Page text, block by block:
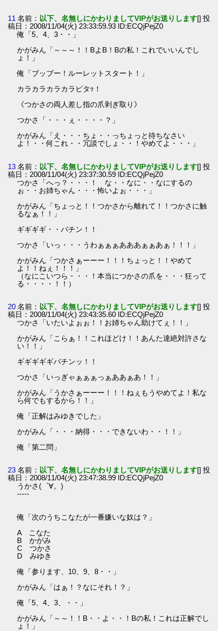
11 名前： 以下、名無しにかわりましてVIPがお送りします[] 投
稿日：2008/11/04(火) 23:33:59.93 ID:ECQjPejZ0
俺「5、4、3・・」
かがみん「～～～！！BよB！Bの私！これでいいんでし
ょ！」
俺「ブッブー！ルーレットスタート！」
カラカラカラカラピタｯ！
《つかさの両人差し指の爪剥ぎ取り》
つかさ「・・・ぇ・・・・？」
かがみん「え・・・ちょ・・っちょっと待ちなさい
よ！・・何これ・・冗談でしょ・・！やめてよ・・・」
13 名前： 以下、名無しにかわりましてVIPがお送りします[] 投
稿日：2008/11/04(火) 23:37:30.59 ID:ECQjPejZ0
つかさ「へっ？・・・！ な・・なに・・なにするの
ぉ・・お姉ちゃん・・・怖いよぉ・・・」
かがみん「ちょっと！！つかさから離れて！！つかさに触
るなぁ！！」
ギギギギ・・バチン！！
つかさ「いっ・・・うわぁぁぁあああぁぁあぁ！！！」
かがみん「つかさぁーーー！！！ちょっと！！やめて
よ！！ねぇ！！！」
（なにこいつら・・・！本当につかさの爪を・・・狂って
る・・・・！！）
20 名前： 以下、名無しにかわりましてVIPがお送りします[] 投
稿日：2008/11/04(火) 23:43:35.60 ID:ECQjPejZ0
つかさ「いたいよぉぉ！！お姉ちゃん助けてぇ！！」
かがみん「こらぁ！！これほどけ！！あんた達絶対許さな
い！！」
ギギギギギバチンッ！！
つかさ「いっぎゃぁぁぁっぁああぁあ！！」
かがみん「うかさぁーーー！！！ねぇもうやめてよ！私な
ら何でもするから！！」
俺「正解はみゆきでした」
かがみん「・・・納得・・・できないわ・・！！」
俺「第二問」
23 名前： 以下、名無しにかわりましてVIPがお送りします[] 投
稿日：2008/11/04(火) 23:47:38.99 ID:ECQjPejZ0
うかさ(゜∀。)
-----
俺「次のうちこなたが一番嫌いな奴は？」
A こなた
B かがみ
C つかさ
D みゆき
俺「参ります、10、9、8・・」
かがみん「はぁ！？なにそれ！？」
俺「5、4、3、・・」
かがみん「～～！！B・・よ・・！Bの私！これは正解でし
ょ！」